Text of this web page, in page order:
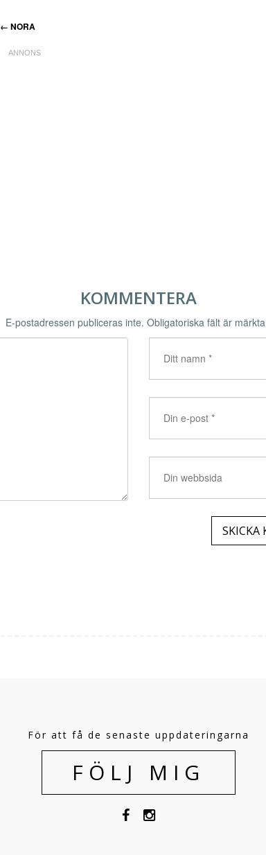
← NORA
KOMMENTERA
E-postadressen publiceras inte. Obligatoriska fält är märkta
För att få de senaste uppdateringarna
FÖLJ MIG